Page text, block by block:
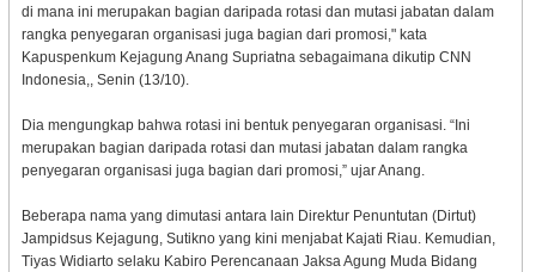
di mana ini merupakan bagian daripada rotasi dan mutasi jabatan dalam
rangka penyegaran organisasi juga bagian dari promosi," kata
Kapuspenkum Kejagung Anang Supriatna sebagaimana dikutip CNN
Indonesia,, Senin (13/10).
Dia mengungkap bahwa rotasi ini bentuk penyegaran organisasi. “Ini
merupakan bagian daripada rotasi dan mutasi jabatan dalam rangka
penyegaran organisasi juga bagian dari promosi,” ujar Anang.
Beberapa nama yang dimutasi antara lain Direktur Penuntutan (Dirtut)
Jampidsus Kejagung, Sutikno yang kini menjabat Kajati Riau. Kemudian,
Tiyas Widiarto selaku Kabiro Perencanaan Jaksa Agung Muda Bidang